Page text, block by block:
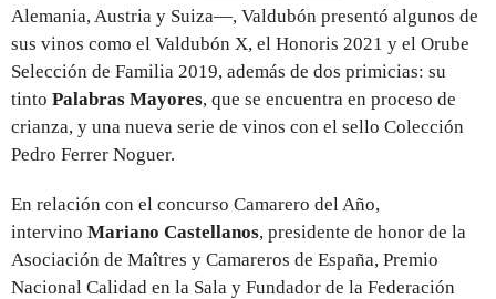
Alemania, Austria y Suiza—, Valdubón presentó algunos de
sus vinos como el Valdubón X, el Honoris 2021 y el Orube
Selección de Familia 2019, además de dos primicias: su
tinto Palabras Mayores, que se encuentra en proceso de
crianza, y una nueva serie de vinos con el sello Colección
Pedro Ferrer Noguer.
En relación con el concurso Camarero del Año,
intervino Mariano Castellanos, presidente de honor de la
Asociación de Maîtres y Camareros de España, Premio
Nacional Calidad en la Sala y Fundador de la Federación